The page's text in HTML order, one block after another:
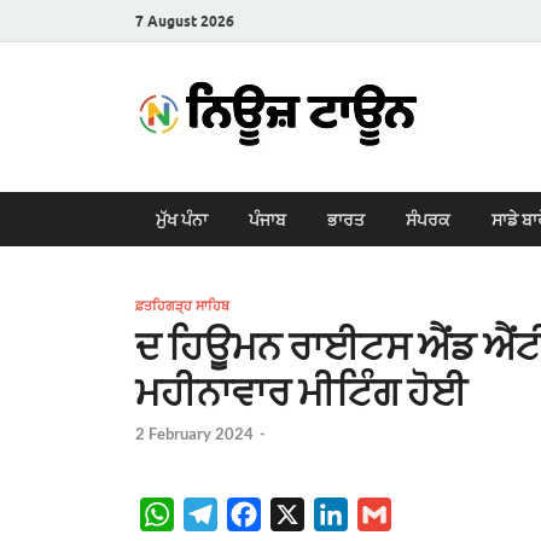
7 August 2026
ਮੁੱਖ ਪੰਨਾ ਪੰਜਾਬ ਭਾਰਤ ਸੰਪਰਕ ਸਾਡੇ
ਫ਼ਤਹਿਗੜ੍ਹ ਸਾਹਿਬ
ਦ ਹਿਊਮਨ ਰਾਈਟਸ ਐਂਡ
ਮਹੀਨਾਵਾਰ ਮੀਟਿੰਗ ਹੋਈ
2 February 2024 -
W